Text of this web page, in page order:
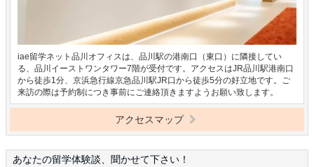
iae留学ネット品川オフィスは、品川駅の港南口（東口）に隣接してい
る、品川イーストワンタワー7階が受付です。アクセスはJR品川駅港南口
から徒歩1分、京浜急行線京急品川駅JR口から徒歩5分の好立地です。ご
来訪の際は予約制につき事前にご連絡頂きますようお願い致します。
アクセスマップ
あなたの留学体験談、聞かせて下さい！